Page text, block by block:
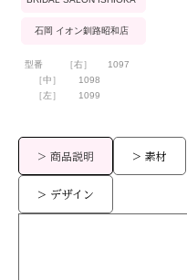
石岡 イオン釧路昭和店
型番 ［右］
1097
［中］
［左］
1098
1099
> 商品説明 > 素材
> デザイン